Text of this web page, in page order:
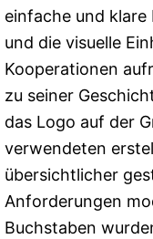
einfache und
und die visuelle
Kooperationen
zu seiner
das Logo auf der
verwendeten
übersichtlicher
Anforderungen
Buchstaben